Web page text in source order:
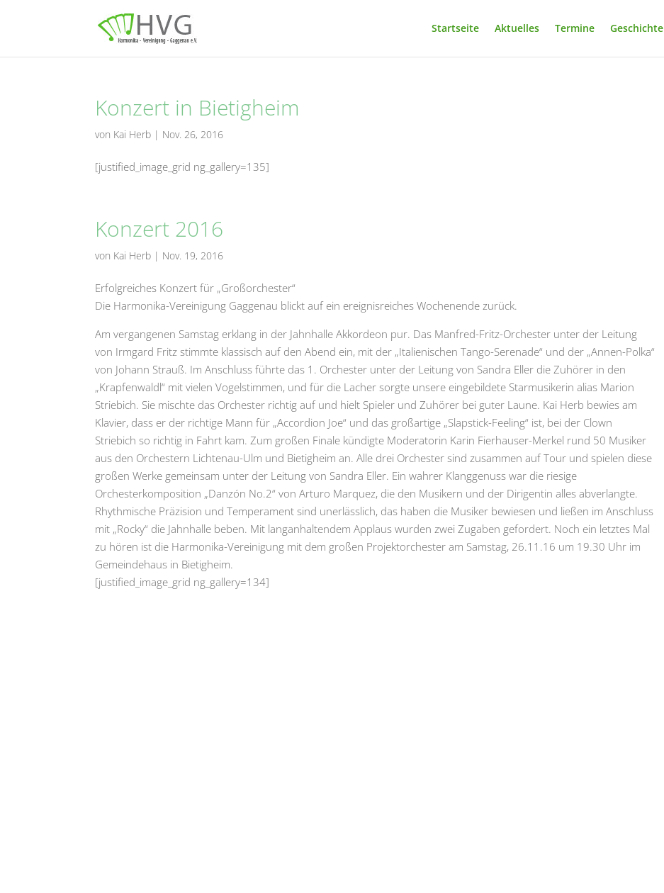
Startseite Aktuelles Termine Geschichte
Konzert in Bietigheim
von Kai Herb | Nov. 26, 2016
[justified_image_grid ng_gallery=135]
Konzert 2016
von Kai Herb | Nov. 19, 2016
Erfolgreiches Konzert für „Großorchester“
Die Harmonika-Vereinigung Gaggenau blickt auf ein ereignisreiches Wochenende zurück.
Am vergangenen Samstag erklang in der Jahnhalle Akkordeon pur. Das Manfred-Fritz-Orchester unter der Leitung
von Irmgard Fritz stimmte klassisch auf den Abend ein, mit der „Italienischen Tango-Serenade“ und der „Annen-Polka“
von Johann Strauß. Im Anschluss führte das 1. Orchester unter der Leitung von Sandra Eller die Zuhörer in den
„Krapfenwaldl“ mit vielen Vogelstimmen, und für die Lacher sorgte unsere eingebildete Starmusikerin alias Marion
Striebich. Sie mischte das Orchester richtig auf und hielt Spieler und Zuhörer bei guter Laune. Kai Herb bewies am
Klavier, dass er der richtige Mann für „Accordion Joe“ und das großartige „Slapstick-Feeling“ ist, bei der Clown
Striebich so richtig in Fahrt kam. Zum großen Finale kündigte Moderatorin Karin Fierhauser-Merkel rund 50 Musiker
aus den Orchestern Lichtenau-Ulm und Bietigheim an. Alle drei Orchester sind zusammen auf Tour und spielen diese
großen Werke gemeinsam unter der Leitung von Sandra Eller. Ein wahrer Klanggenuss war die riesige
Orchesterkomposition „Danzón No.2“ von Arturo Marquez, die den Musikern und der Dirigentin alles abverlangte.
Rhythmische Präzision und Temperament sind unerlässlich, das haben die Musiker bewiesen und ließen im Anschluss
mit „Rocky“ die Jahnhalle beben. Mit langanhaltendem Applaus wurden zwei Zugaben gefordert. Noch ein letztes Mal
zu hören ist die Harmonika-Vereinigung mit dem großen Projektorchester am Samstag, 26.11.16 um 19.30 Uhr im
Gemeindehaus in Bietigheim.
[justified_image_grid ng_gallery=134]